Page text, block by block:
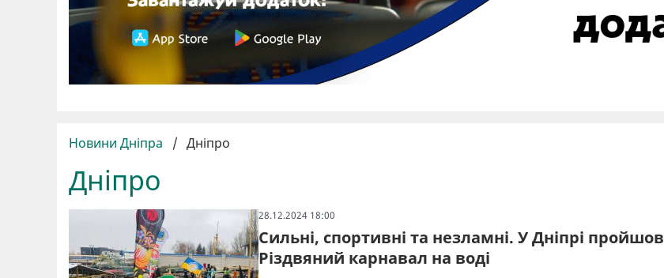
Новини Дніпра / Дніпро
Дніпро
28.12.2024 18:00
Сильні, спортивні та незламні. У Дніпрі пройшов
Різдвяний карнавал на воді